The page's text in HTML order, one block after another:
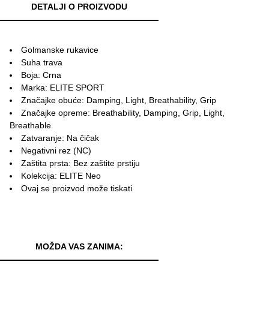
DETALJI O PROIZVODU
Golmanske rukavice
Suha trava
Boja: Crna
Marka: ELITE SPORT
Značajke obuće: Damping, Light, Breathability, Grip
Značajke opreme: Breathability, Damping, Grip, Light,
Breathable
Zatvaranje: Na čičak
Negativni rez (NC)
Zaštita prsta: Bez zaštite prstiju
Kolekcija: ELITE Neo
Ovaj se proizvod može tiskati
MOŽDA VAS ZANIMA: